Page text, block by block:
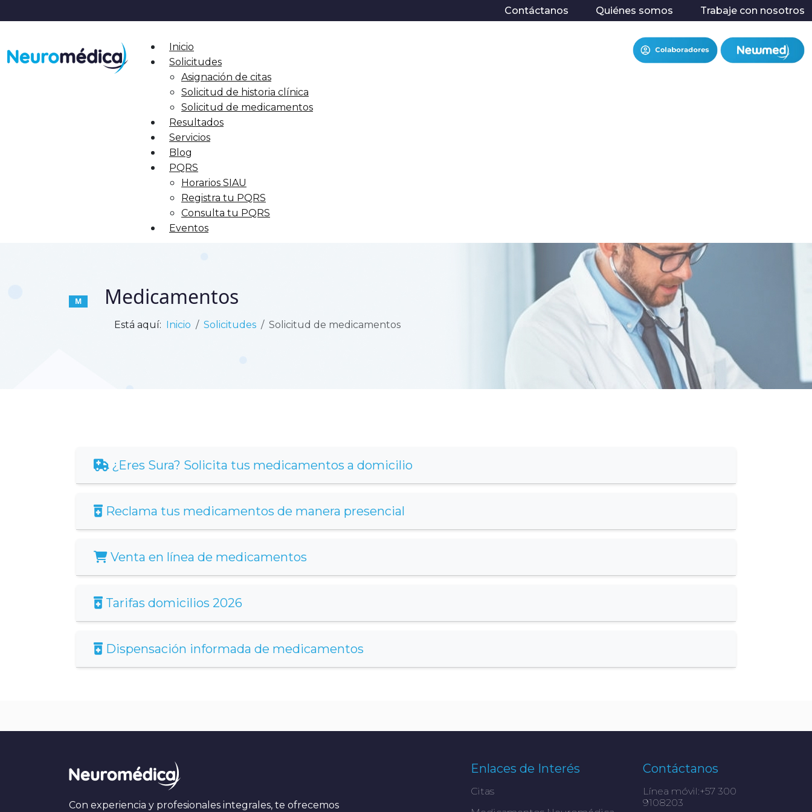
Contáctanos Quiénes somos Trabaje con nosotros
Inicio
Solicitudes
Asignación de citas
Solicitud de historia clínica
Solicitud de medicamentos
Resultados
Servicios
Blog
PQRS
Horarios SIAU
Registra tu PQRS
Consulta tu PQRS
Eventos
M Medicamentos
Está aquí: Inicio Solicitudes Solicitud de medicamentos
¿Eres Sura? Solicita tus medicamentos a domicilio
Reclama tus medicamentos de manera presencial
Venta en línea de medicamentos
Tarifas domicilios 2026
Dispensación informada de medicamentos
Con experiencia y profesionales integrales, te ofrecemos
Enlaces de Interés
Citas
Contáctanos
Línea móvil:+57 300
9108203